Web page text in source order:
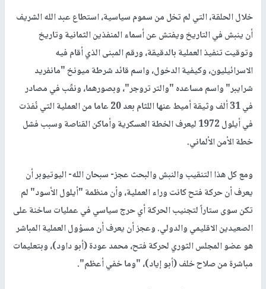
خلال الحلقة، التي لم تخل من سموم سياسية، استطاع عبد الله الشريف
أن ينبش في التاريخ ويفتش عن أسماء المنفذين الثمانية وتاريخ
وتوقيت تنفيذ العملية بالدقيقة، ورقم المبنى الذي أقام فيه
الاسرائيليون، وكيفية الدخول، واسم قائد شرطة ميونخ "مانفريد
شرايبر" واسم مساعده "والتر تروجر"، وبصورهما، ونقّب في مصادر
في 31 ألف وثيقة أميط عنها اللثام بعد 20 عاما من العملية التي نُفذت
في أيلول 1972 ليعرف الخطة العسكرية وأماكن القناصة وسبب فشل
خطة الأمن الألماني.
ومع كل هذا التنقيب والنبش والبحث عجز- سبحان الله- اليوتيوبر أن
يعرف أن حركة فتح كانت وراء العملية، وأن منظمة "أيلول الأسود" لم
تكن سوى ستاراً لتجنيب الحركة أي حرج سياسي في عمليات ساخنة على
الصعيدين الاقليمي والدولي. وعجز أن يعرف أن مسؤول العملية المباشر
هو عضو المجلس الثوري لحركة فتح، محمد عودة (أبو داود)، وبتعليمات
مباشرة من صلاح خلف (أبو إياد)، "وما خفي أعظم".